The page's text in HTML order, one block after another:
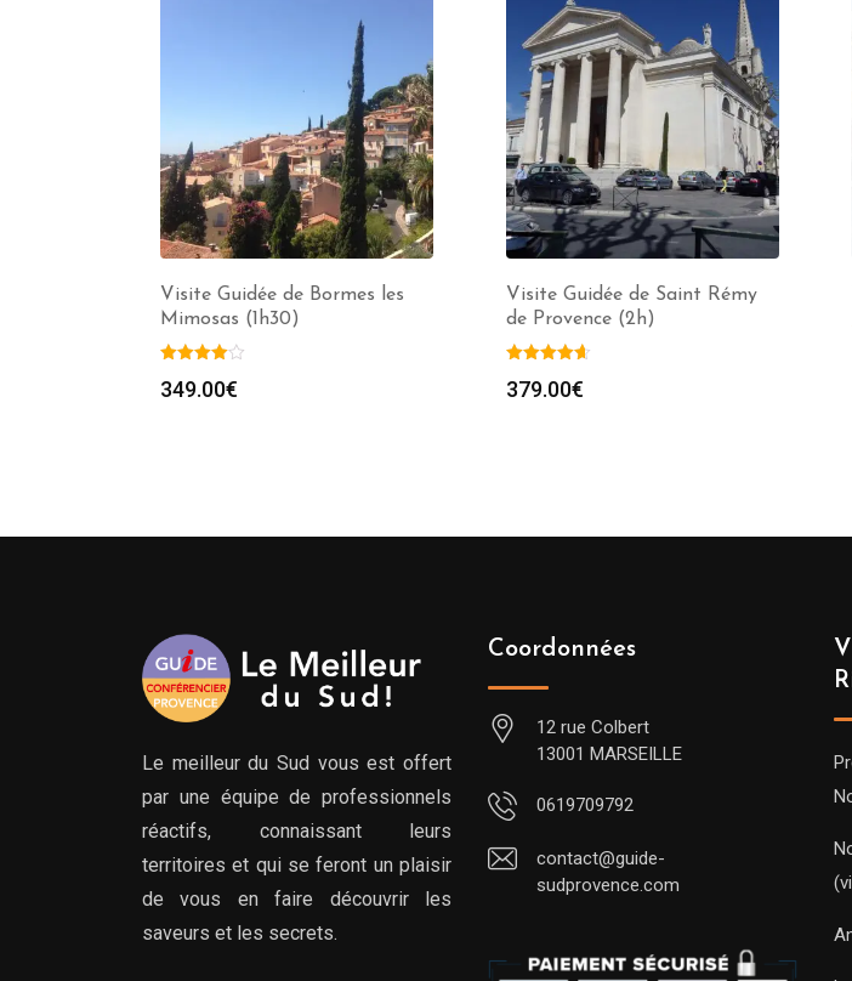
Visite Guidée de Bormes les
Mimosas (1h30)
349.00€
Visite Guidée de Saint Rémy
de Provence (2h)
379.00€
Le meilleur du Sud vous est offert
par une équipe de professionnels
réactifs, connaissant leurs
territoires et qui se feront un plaisir
de vous en faire découvrir les
saveurs et les secrets.
Coordonnées
12 rue Colbert
13001 MARSEILLE
0619709792
contact@guide-
sudprovence.com